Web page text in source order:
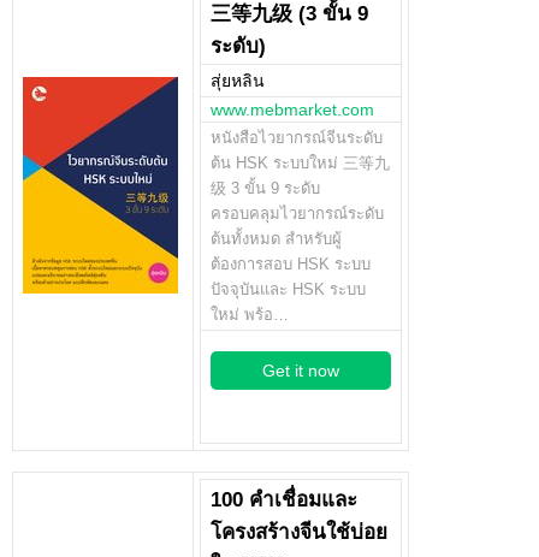
三等九级 (3 ขั้น 9
ระดับ)
สุ่ยหลิน
www.mebmarket.com
หนังสือไวยากรณ์จีนระดับ
ต้น HSK ระบบใหม่ 三等九
级 3 ขั้น 9 ระดับ
ครอบคลุมไวยากรณ์ระดับ
ต้นทั้งหมด สำหรับผู้
ต้องการสอบ HSK ระบบ
ปัจจุบันและ HSK ระบบ
ใหม่ พร้อ…
Get it now
100 คำเชื่อมและ
โครงสร้างจีนใช้บ่อย